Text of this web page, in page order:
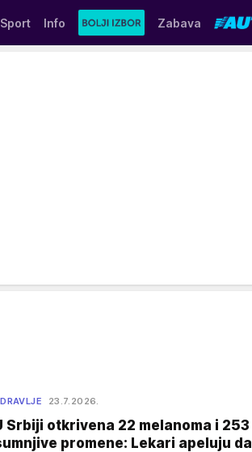
Sport Info Zabava
23.7.2026.
Srbiji otkrivena 22 melanoma i 253
promene: Lekari apeluju da